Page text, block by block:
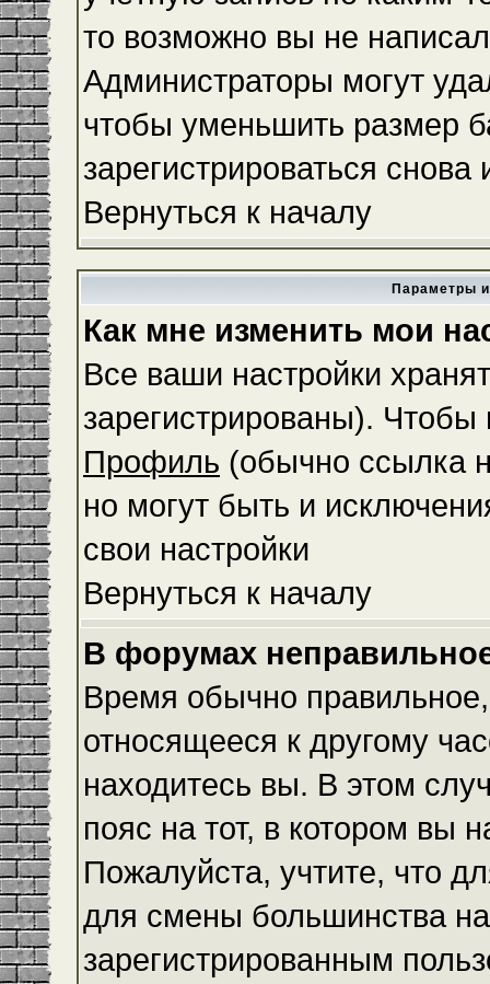
то возможно вы не
Администраторы могут
чтобы уменьшить размер
зарегистрироваться
Вернуться к началу
Параметры
Как мне изменить мои
Все ваши настройки
зарегистрированы). Чтобы
Профиль (обычно ссылка
но могут быть и
свои настройки
Вернуться к началу
В форумах
Время обычно
относящееся к другому
находитесь вы. В этом
пояс на тот, в котором вы
Пожалуйста, учтите, что
для смены большинства
зарегистрированным